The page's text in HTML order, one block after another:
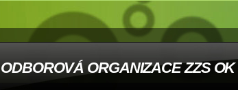
ODBOROVÁ ORGANIZACE ZZS OK